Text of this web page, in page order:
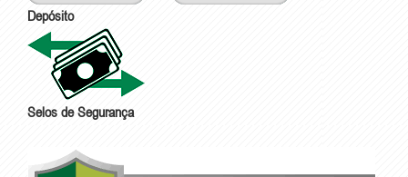
Depósito
Selos de Segurança